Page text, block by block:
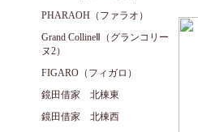
PHARAOH（ファラオ）
Grand CollineⅡ（グランコリー
ヌ2）
FIGARO（フィガロ）
鏡田借家 北棟東
鏡田借家 北棟西